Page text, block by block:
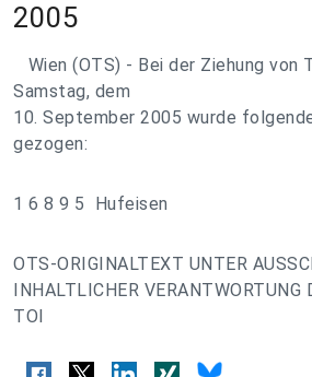
2005
Wien (OTS) - Bei der Ziehung von
Samstag, dem
10. September 2005 wurde
gezogen:
1 6 8 9 5 Hufeisen
OTS-ORIGINALTEXT UNTER
INHALTLICHER VERANTWORTUNG
TOI